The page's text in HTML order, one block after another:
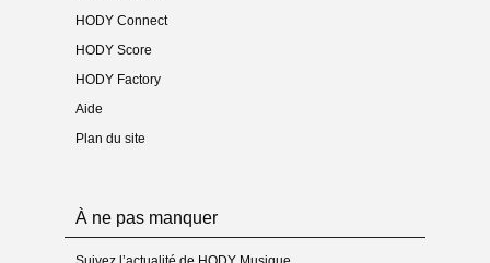
HODY Connect
HODY Score
HODY Factory
Aide
Plan du site
À ne pas manquer